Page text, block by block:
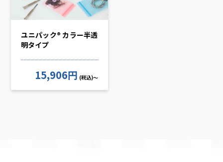
ユニパック® カラー半透
明タイプ
15,906円 (税込)～